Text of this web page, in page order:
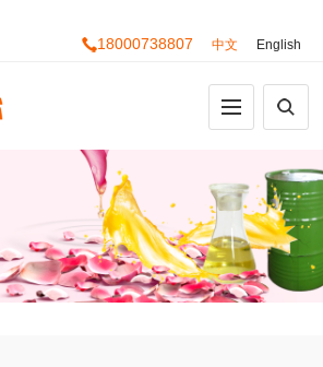
18000738807 中文 English